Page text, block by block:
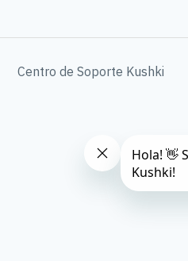
Centro de Soporte Kushki